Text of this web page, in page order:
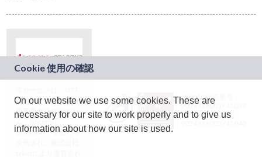
ドコモグループの新
規事業創出プログラ
ム「docomo
STARTUP」を通じて
JASRAC許諾番号：
9024936001Y45037
JASRAC許諾番号：
On our website we use some cookies. These are
necessary for our site to work properly and to give us
information about how our site is used.